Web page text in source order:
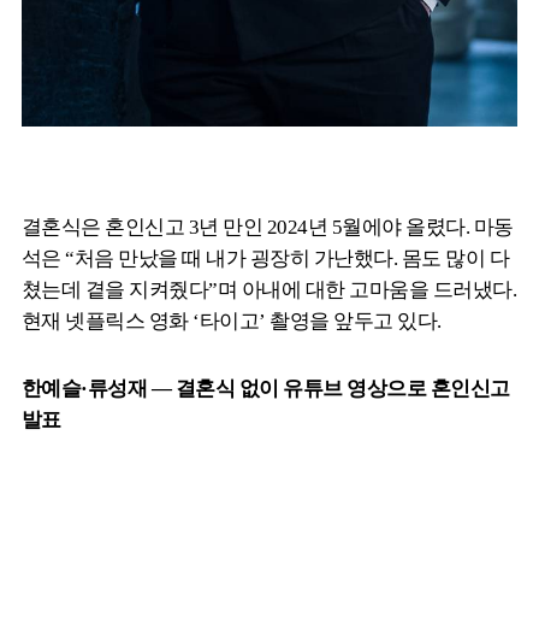
결혼식은 혼인신고 3년 만인 2024년 5월에야 올렸다. 마동
석은 “처음 만났을 때 내가 굉장히 가난했다. 몸도 많이 다
쳤는데 곁을 지켜줬다”며 아내에 대한 고마움을 드러냈다.
현재 넷플릭스 영화 ‘타이고’ 촬영을 앞두고 있다.
한예슬·류성재 — 결혼식 없이 유튜브 영상으로 혼인신고
발표